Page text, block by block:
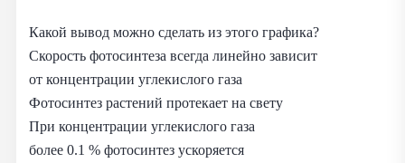
Какой вывод можно сделать из этого графика?
Скорость фотосинтеза всегда линейно зависит
от концентрации углекислого газа
Фотосинтез растений протекает на свету
При концентрации углекислого газа
более 0.1 % фотосинтез ускоряется